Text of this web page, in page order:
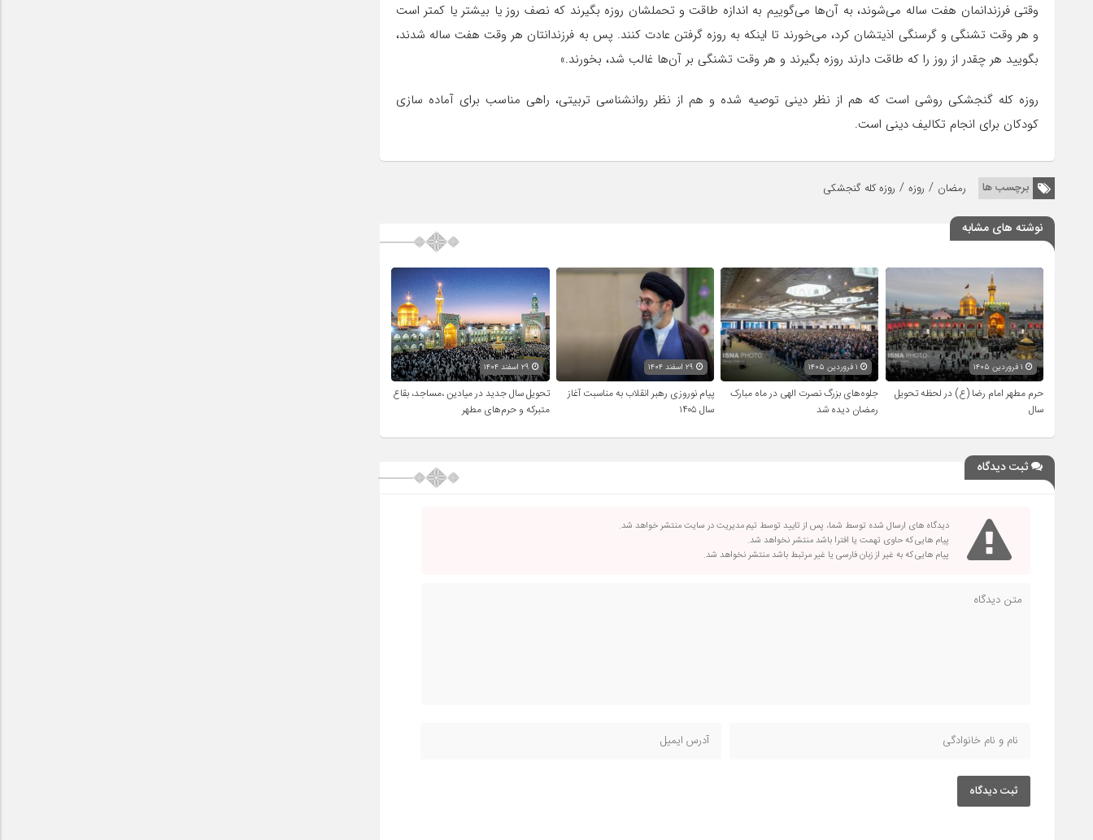
وقتی فرزندانمان هفت ساله می‌شوند، به آن‌ها می‌گوییم به اندازه طاقت و تحملشان روزه بگیرند که نصف روز یا بیشتر یا کمتر است
و هر وقت تشنگی و گرسنگی اذیتشان کرد، می‌خورند تا اینکه به روزه گرفتن عادت کنند. پس به فرزندانتان هر وقت هفت ساله شدند،
بگویید هر چقدر از روز را که طاقت دارند روزه بگیرند و هر وقت تشنگی بر آن‌ها غالب شد، بخورند.»
روزه کله گنجشکی روشی است که هم از نظر دینی توصیه شده و هم از نظر روانشناسی تربیتی، راهی مناسب برای آماده سازی
کودکان برای انجام تکالیف دینی است.
برچسب ها رمضان / روزه / روزه کله گنجشکی
نوشته های مشابه
حرم مطهر امام رضا (ع) در لحظه تحویل
سال
۱ فروردین ۱۴۰۵
جلوه‌های بزرگ نصرت الهی در ماه مبارک
رمضان دیده شد
پیام نوروزی رهبر انقلاب به مناسبت آغاز
سال ۱۴۰۵
تحویل سال‌ جدید در میادین ،مساجد، بقاع
متبرکه‌ و حرم‌های‌ مطهر
ثبت دیدگاه
دیدگاه های ارسال شده توسط شما، پس از تایید توسط تیم مدیریت در سایت منتشر خواهد شد.
پیام هایی که حاوی تهمت یا افترا باشد منتشر نخواهد شد.
پیام هایی که به غیر از زبان فارسی یا غیر مرتبط باشد منتشر نخواهد شد.
ثبت دیدگاه